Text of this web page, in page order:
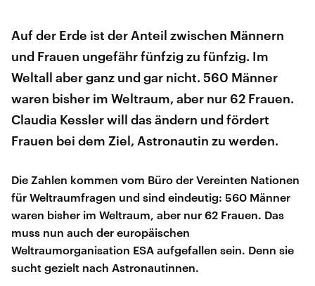
Auf der Erde ist der Anteil zwischen Männern
und Frauen ungefähr fünfzig zu fünfzig. Im
Weltall aber ganz und gar nicht. 560 Männer
waren bisher im Weltraum, aber nur 62 Frauen.
Claudia Kessler will das ändern und fördert
Frauen bei dem Ziel, Astronautin zu werden.
Die Zahlen kommen vom Büro der Vereinten Nationen
für Weltraumfragen und sind eindeutig: 560 Männer
waren bisher im Weltraum, aber nur 62 Frauen. Das
muss nun auch der europäischen
Weltraumorganisation ESA aufgefallen sein. Denn sie
sucht gezielt nach Astronautinnen.